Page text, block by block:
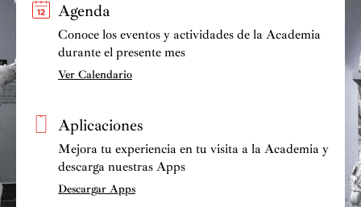
Agenda
Conoce los eventos y actividades de la Academia
durante el presente mes
Ver Calendario
Aplicaciones
Mejora tu experiencia en tu visita a la Academia y
descarga nuestras Apps
Descargar Apps